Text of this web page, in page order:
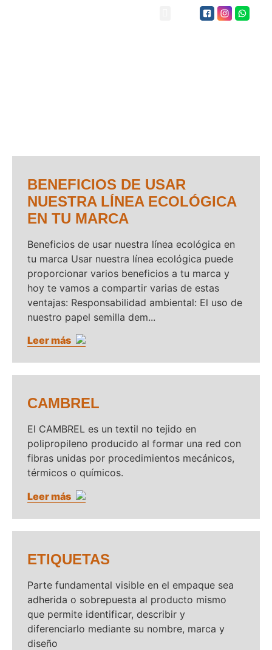
BENEFICIOS DE USAR
NUESTRA LÍNEA ECOLÓGICA
EN TU MARCA
Beneficios de usar nuestra línea ecológica en
tu marca Usar nuestra línea ecológica puede
proporcionar varios beneficios a tu marca y
hoy te vamos a compartir varias de estas
ventajas: Responsabilidad ambiental: El uso de
nuestro papel semilla dem...
Leer más
CAMBREL
El CAMBREL es un textil no tejido en
polipropileno producido al formar una red con
fibras unidas por procedimientos mecánicos,
térmicos o químicos.
Leer más
ETIQUETAS
Parte fundamental visible en el empaque sea
adherida o sobrepuesta al producto mismo
que permite identificar, describir y
diferenciarlo mediante su nombre, marca y
diseño